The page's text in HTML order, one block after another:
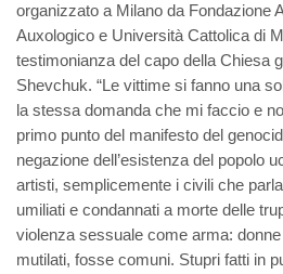
organizzato a Milano da Fondazione
Auxologico e Università Cattolica di
testimonianza del capo della Chiesa
Shevchuk. “Le vittime si fanno una
la stessa domanda che mi faccio e
primo punto del manifesto del
negazione dell’esistenza del popolo
artisti, semplicemente i civili che
umiliati e condannati a morte delle
violenza sessuale come arma:
mutilati, fosse comuni. Stupri fatti in